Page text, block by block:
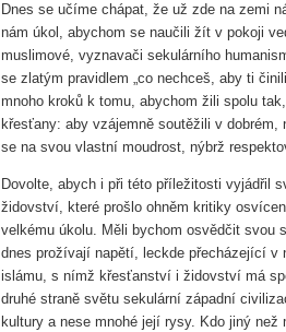
Dnes se učíme chápat, že už zde na zemi
nám úkol, abychom se naučili žít v pokoji
muslimové, vyznavači sekulárního
se zlatým pravidlem „co nechceš, aby ti
mnoho kroků k tomu, abychom žili spolu
křesťany: aby vzájemně soutěžili v dobrém,
se na svou vlastní moudrost, nýbrž
Dovolte, abych i při této příležitosti vyjádřil
židovství, které prošlo ohněm kritiky
velkému úkolu. Měli bychom osvědčit svou
dnes prožívají napětí, leckde přecházející v
islámu, s nímž křesťanství i židovství má
druhé straně světu sekulární západní
kultury a nese mnohé její rysy. Kdo jiný